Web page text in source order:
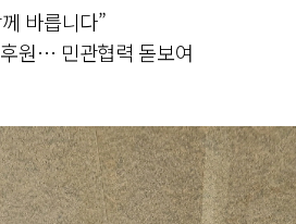
바릅니다”
원… 민관협력 돋보여